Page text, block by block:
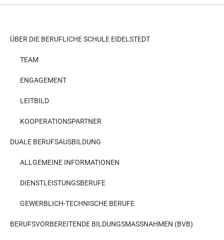
ÜBER DIE BERUFLICHE SCHULE EIDELSTEDT
TEAM
ENGAGEMENT
LEITBILD
KOOPERATIONSPARTNER
DUALE BERUFSAUSBILDUNG
ALLGEMEINE INFORMATIONEN
DIENSTLEISTUNGSBERUFE
GEWERBLICH-TECHNISCHE BERUFE
BERUFSVORBEREITENDE BILDUNGSMASSNAHMEN (BVB)